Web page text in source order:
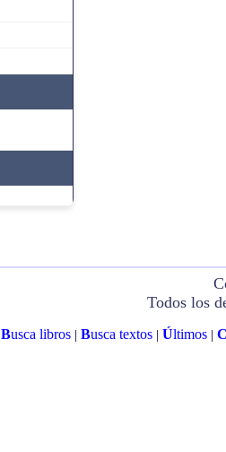
Todos los
Busca libros| Busca textos| Últimos|